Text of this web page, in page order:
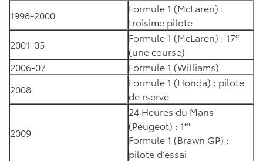
1998-2000
Formule 1 (McLaren) :
troisime pilote
2001-05
Formule 1 (McLaren) : 17e
(une course)
2006-07
Formule 1 (Williams)
2008
Formule 1 (Honda) : pilote
de rserve
2009
24 Heures du Mans
(Peugeot) : 1er
Formule 1 (Brawn GP) :
pilote d’essai